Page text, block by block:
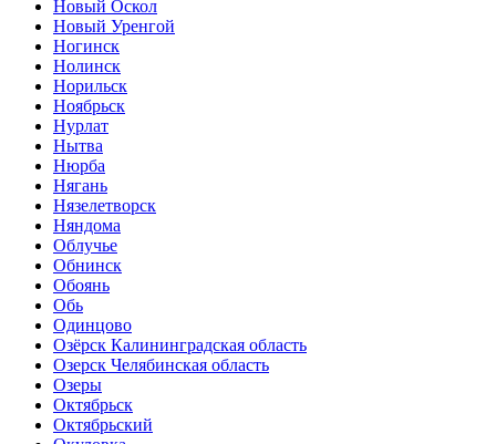
Новый Оскол
Новый Уренгой
Ногинск
Нолинск
Норильск
Ноябрьск
Нурлат
Нытва
Нюрба
Нягань
Нязелетворск
Няндома
Облучье
Обнинск
Обоянь
Обь
Одинцово
Озёрск Калининградская область
Озерск Челябинская область
Озеры
Октябрьск
Октябрьский